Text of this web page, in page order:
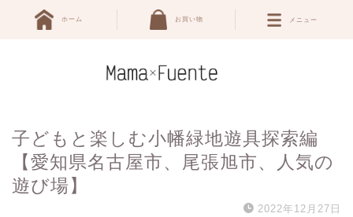
メニュー
ホーム お買い物
子どもと楽しむ小幡緑地遊具探索編
【愛知県名古屋市、尾張旭市、人気の
遊び場】
2022年12月27日